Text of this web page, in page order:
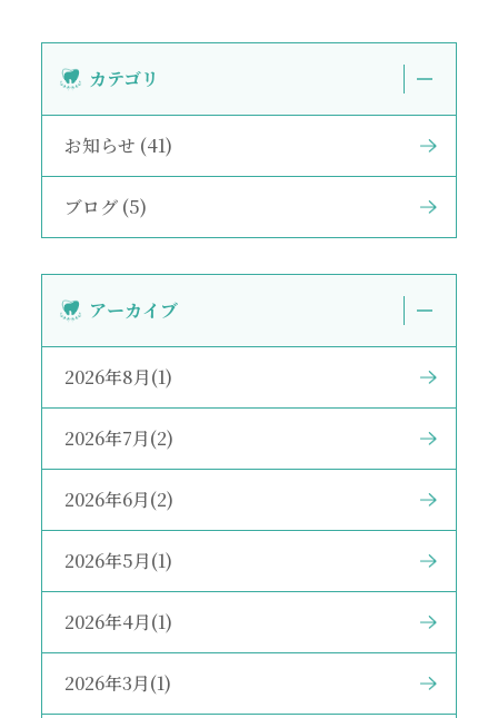
カテゴリ
お知らせ (41)
ブログ (5)
アーカイブ
2026年8月(1)
2026年7月(2)
2026年6月(2)
2026年5月(1)
2026年4月(1)
2026年3月(1)